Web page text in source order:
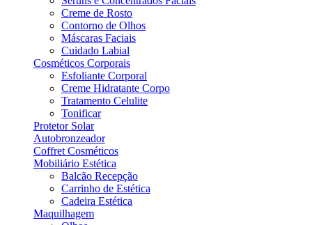
Creme de Rosto
Contorno de Olhos
Máscaras Faciais
Cuidado Labial
Cosméticos Corporais
Esfoliante Corporal
Creme Hidratante Corpo
Tratamento Celulite
Tonificar
Protetor Solar
Autobronzeador
Coffret Cosméticos
Mobiliário Estética
Balcão Recepção
Carrinho de Estética
Cadeira Estética
Maquilhagem